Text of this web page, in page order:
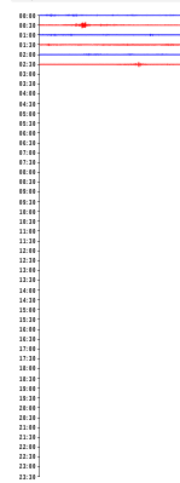
00:00
00:30
01:00
01:30
02:00
02:30
03:00
03:30
04:00
04:30
05:00
05:30
06:00
06:30
07:00
07:30
08:00
08:30
09:00
09:30
10:00
10:30
11:00
11:30
12:00
12:30
13:00
13:30
14:00
14:30
15:00
15:30
16:00
16:30
17:00
17:30
18:00
18:30
19:00
19:30
20:00
20:30
21:00
21:30
22:00
22:30
23:00
23:30